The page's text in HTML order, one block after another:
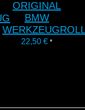
ORIGINAL
BMW
22,50€ *